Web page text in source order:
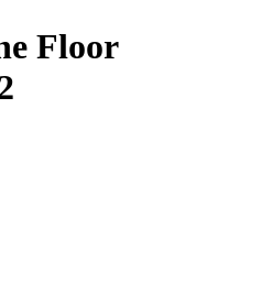
Floor